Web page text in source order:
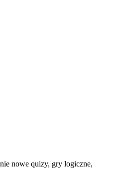
nowe quizy, gry logiczne,